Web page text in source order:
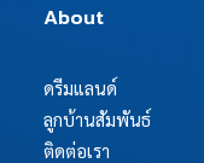
About
ดรีมแลนด์
ลูกบ้านสัมพันธ์
ติดต่อเรา